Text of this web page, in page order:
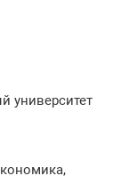
университет